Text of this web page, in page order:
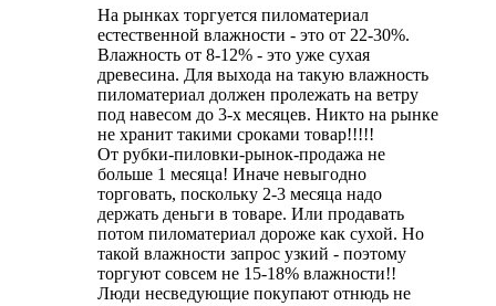
На рынках торгуется пиломатериал
естественной влажности - это от 22-30%.
Влажность от 8-12% - это уже сухая
древесина. Для выхода на такую влажность
пиломатериал должен пролежать на ветру
под навесом до 3-х месяцев. Никто на рынке
не хранит такими сроками товар!!!!!
От рубки-пиловки-рынок-продажа не
больше 1 месяца! Иначе невыгодно
торговать, поскольку 2-3 месяца надо
держать деньги в товаре. Или продавать
потом пиломатериал дороже как сухой. Но
такой влажности запрос узкий - поэтому
торгуют совсем не 15-18% влажности!!
Люди несведующие покупают отнюдь не